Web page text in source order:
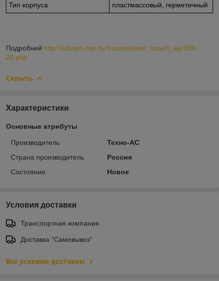
Тип корпуса пластмассовый, герметичный
Подробней http://advant-mpi.by/trassoiskatel_uspeh_ag-309-
20.php
Скрыть
Характеристики
Основные атрибуты
Производитель
Техно-АС
Страна производитель
Россия
Состояние
Новое
Условия доставки
Транспортная компания
Доставка "Самовывоз"
Все условия доставки